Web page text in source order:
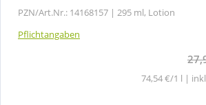
PZN/Art.Nr.: 14168157 | 295 ml, Lotion
Pflichtangaben
74,54 €/1 l |